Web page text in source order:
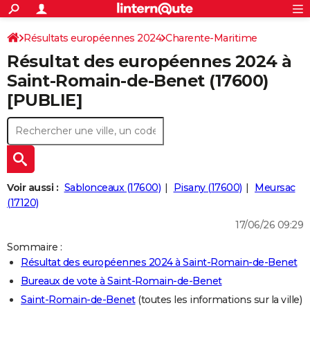
ACTUALITÉS
Politique
Société
Faits Divers
Education
Monde
Villes
+
SPORT
Coupe du monde 2026
Football
Tennis
Cyclisme
Rugby
Forum
CULTURE
Programme TV
TNT
Streaming
Cinéma
Sorties cinéma
Musique
+FINANCE
Retraite
Impôts
Epargne
Immobilier
Risques naturels par ville
Banque
Assurance
CréditAUTO
Essais
Réserver un essai
Citadines
Berlines
SUV
Forum auto
+HIGH-TECH
Mobiles
Meilleur smartphone
Internet
Ordinateurs
Jeux vidéo
Guide high-tech
+
BRICOLAGE
Forum
Aménagement intérieur
Extérieur
Cuisine
Salle de bains
Jardinage
Rangement
+
LIFESTYLE
Art de vivre
Bien-être
Loisirs
Mode
Modes de vie
SANTE
Alimentation
Guide de la santé
Maladies
Médicaments
Sommeil
VOYAGE
Rechercher
S'inscrire
Connexion
Résultats européennes 2024 Charente-Maritime
Résultat des européennes 2024 à
Saint-Romain-de-Benet (17600)
[PUBLIE]
Voir aussi : Sablonceaux (17600) Pisany (17600)
Meursac
(17120)
17/06/26 09:29
Sommaire :
Résultat des européennes 2024 à Saint-Romain-de-Benet
Bureaux de vote à Saint-Romain-de-Benet
Saint-Romain-de-Benet(toutes les informations sur la ville)